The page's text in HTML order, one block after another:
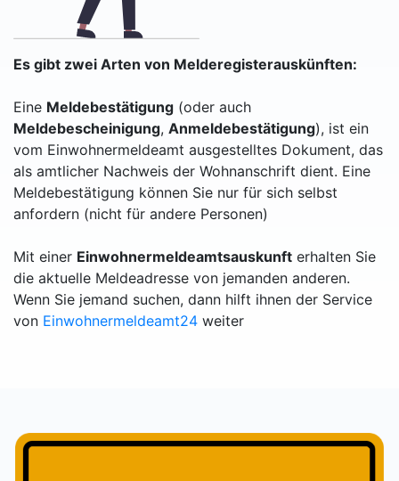
Es gibt zwei Arten von Melderegisterauskünften:
Eine Meldebestätigung (oder auch
Meldebescheinigung, Anmeldebestätigung), ist ein
vom Einwohnermeldeamt ausgestelltes Dokument, das
als amtlicher Nachweis der Wohnanschrift dient. Eine
Meldebestätigung können Sie nur für sich selbst
anfordern (nicht für andere Personen)
Mit einer Einwohnermeldeamtsauskunft erhalten Sie
die aktuelle Meldeadresse von jemanden anderen.
Wenn Sie jemand suchen, dann hilft ihnen der Service
von Einwohnermeldeamt24 weiter